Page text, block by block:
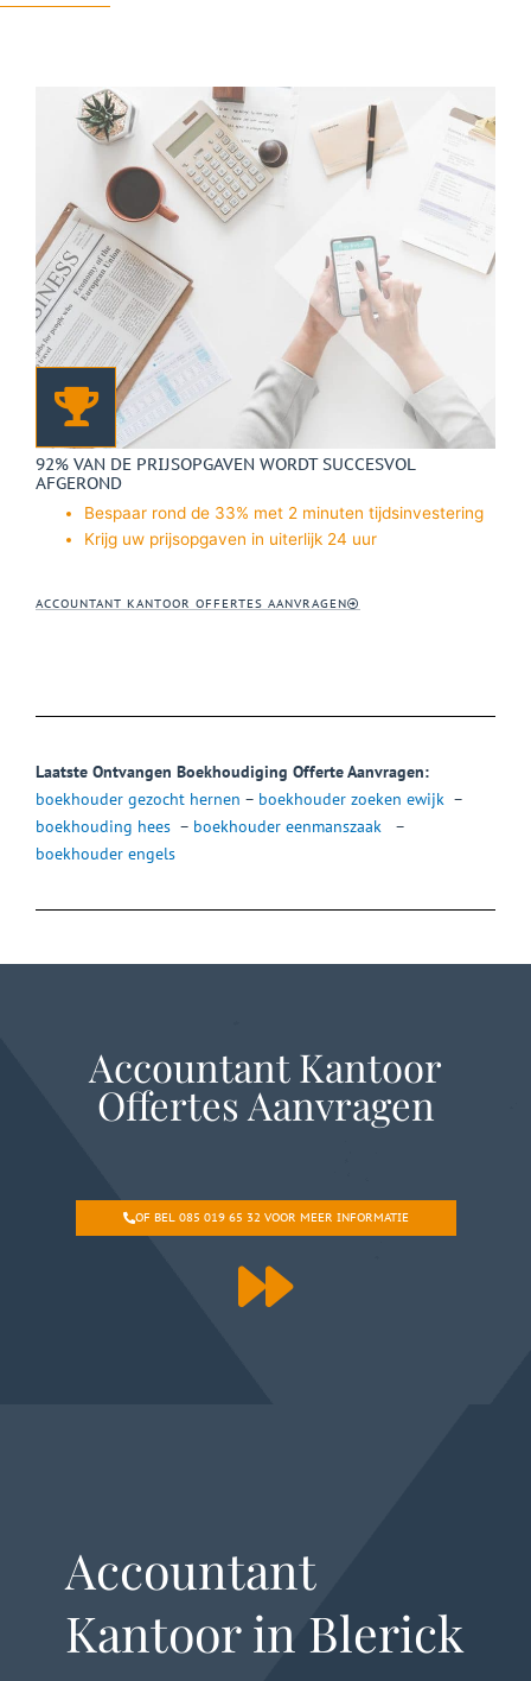
92% VAN DE PRIJSOPGAVEN WORDT SUCCESVOL
AFGEROND
Bespaar rond de 33% met 2 minuten tijdsinvestering
Krijg uw prijsopgaven in uiterlijk 24 uur
ACCOUNTANT KANTOOR OFFERTES AANVRAGEN
Laatste Ontvangen Boekhoudiging Offerte Aanvragen:
boekhouder gezocht hernen – boekhouder zoeken ewijk –
boekhouding hees – boekhouder eenmanszaak
–
boekhouder engels
Accountant Kantoor
Offertes Aanvragen
OF BEL 085 019 65 32 VOOR MEER INFORMATIE
Accountant
Kantoor in Blerick